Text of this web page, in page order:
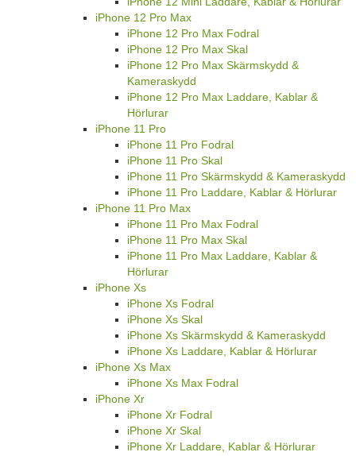
iPhone 12 Pro Max
iPhone 12 Pro Max Fodral
iPhone 12 Pro Max Skal
iPhone 12 Pro Max Skärmskydd &
Kameraskydd
iPhone 12 Pro Max Laddare, Kablar &
Hörlurar
iPhone 11 Pro
iPhone 11 Pro Fodral
iPhone 11 Pro Skal
iPhone 11 Pro Skärmskydd & Kameraskydd
iPhone 11 Pro Laddare, Kablar & Hörlurar
iPhone 11 Pro Max
iPhone 11 Pro Max Fodral
iPhone 11 Pro Max Skal
iPhone 11 Pro Max Laddare, Kablar &
Hörlurar
iPhone Xs
iPhone Xs Fodral
iPhone Xs Skal
iPhone Xs Skärmskydd & Kameraskydd
iPhone Xs Laddare, Kablar & Hörlurar
iPhone Xs Max
iPhone Xs Max Fodral
iPhone Xr
iPhone Xr Fodral
iPhone Xr Skal
iPhone Xr Laddare, Kablar & Hörlurar